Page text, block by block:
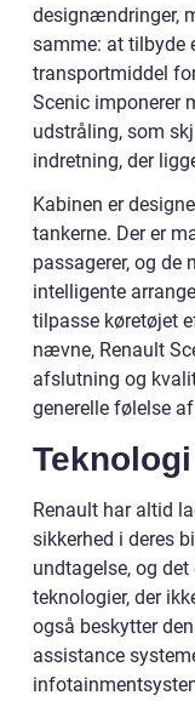
designændringer,
samme: at tilbyde
transportmiddel
Scenic imponerer
udstråling, som
indretning, der
Kabinen er
tankerne. Der er
passagerer, og de
intelligente
tilpasse køretøjet
nævne, Renault
afslutning og
generelle følelse
Renault har altid
sikkerhed i deres
undtagelse, og
teknologier, der
også beskytter
assistance